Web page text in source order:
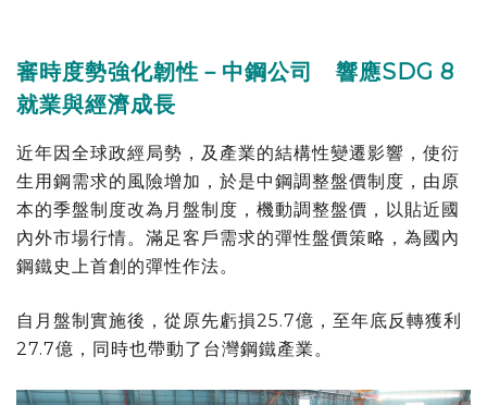
審時度勢強化韌性－中鋼公司 響應SDG 8
就業與經濟成長
近年因全球政經局勢，及產業的結構性變遷影響，使衍
生用鋼需求的風險增加，於是中鋼調整盤價制度，由原
本的季盤制度改為月盤制度，機動調整盤價，以貼近國
內外市場行情。滿足客戶需求的彈性盤價策略，為國內
鋼鐵史上首創的彈性作法。
自月盤制實施後，從原先虧損25.7億，至年底反轉獲利
27.7億，同時也帶動了台灣鋼鐵產業。